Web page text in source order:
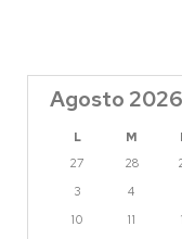
Agosto 2026
L M
27
28
3
4
10
11